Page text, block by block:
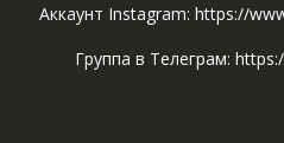
Аккаунт Instagram: https://
Группа в Телеграм: